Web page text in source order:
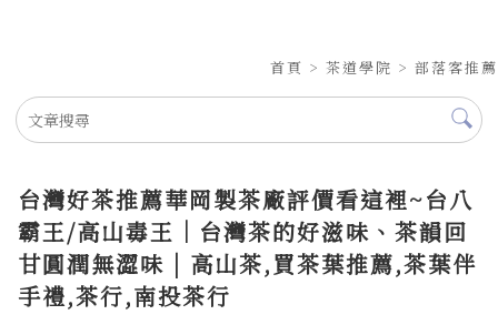
首頁 > 茶道學院 > 部落客推薦
台灣好茶推薦華岡製茶廠評價看這裡~台八
霸王/高山毒王｜台灣茶的好滋味、茶韻回
甘圓潤無澀味 | 高山茶,買茶葉推薦,茶葉伴
手禮,茶行,南投茶行